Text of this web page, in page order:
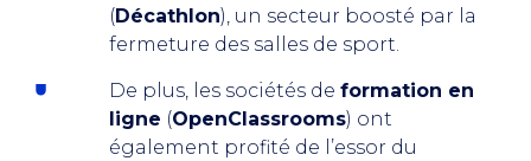
(Décathlon), un secteur boosté par la
fermeture des salles de sport.
De plus, les sociétés de formation en
ligne (OpenClassrooms) ont
également profité de l’essor du